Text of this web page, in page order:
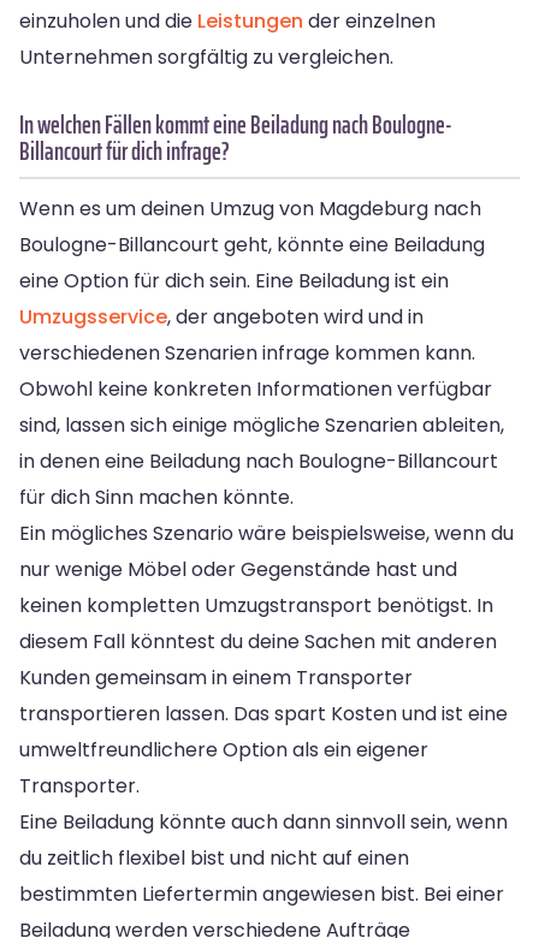
einzuholen und die Leistungen der einzelnen
Unternehmen sorgfältig zu vergleichen.
In welchen Fällen kommt eine Beiladung nach Boulogne-
Billancourt für dich infrage?
Wenn es um deinen Umzug von Magdeburg nach
Boulogne-Billancourt geht, könnte eine Beiladung
eine Option für dich sein. Eine Beiladung ist ein
Umzugsservice, der angeboten wird und in
verschiedenen Szenarien infrage kommen kann.
Obwohl keine konkreten Informationen verfügbar
sind, lassen sich einige mögliche Szenarien ableiten,
in denen eine Beiladung nach Boulogne-Billancourt
für dich Sinn machen könnte.
Ein mögliches Szenario wäre beispielsweise, wenn du
nur wenige Möbel oder Gegenstände hast und
keinen kompletten Umzugstransport benötigst. In
diesem Fall könntest du deine Sachen mit anderen
Kunden gemeinsam in einem Transporter
transportieren lassen. Das spart Kosten und ist eine
umweltfreundlichere Option als ein eigener
Transporter.
Eine Beiladung könnte auch dann sinnvoll sein, wenn
du zeitlich flexibel bist und nicht auf einen
bestimmten Liefertermin angewiesen bist. Bei einer
Beiladung werden verschiedene Aufträge